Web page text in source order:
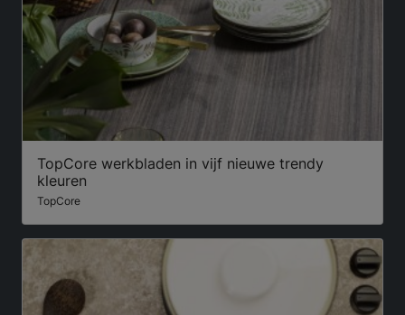
TopCore werkbladen in vijf nieuwe trendy
kleuren
TopCore